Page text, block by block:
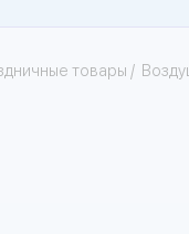
товары /